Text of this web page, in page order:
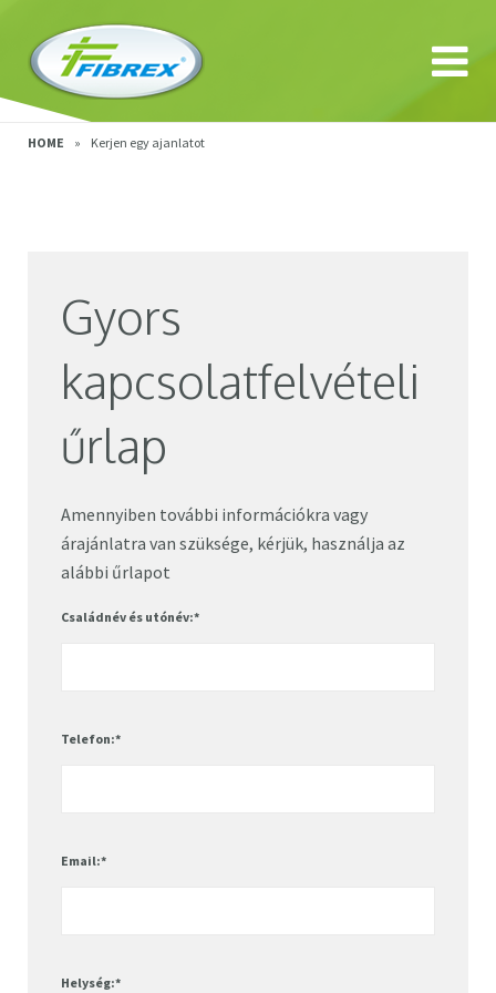
HOME » Kerjen egy ajanlatot
Gyors
kapcsolatfelvételi
űrlap
Amennyiben további információkra vagy
árajánlatra van szüksége, kérjük, használja az
alábbi űrlapot
Családnév és utónév:*
Telefon:*
Email:*
Helység:*